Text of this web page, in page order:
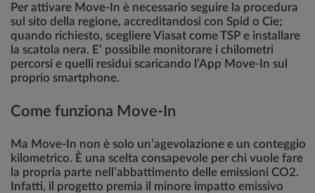
Per attivare Move-In è necessario seguire la procedura
sul sito della regione, accreditandosi con Spid o Cie;
quando richiesto, scegliere Viasat come TSP e installare
la scatola nera. E’ possibile monitorare i chilometri
percorsi e quelli residui scaricando l’App Move-In sul
proprio smartphone.
Come funziona Move-In
Ma Move-In non è solo un’agevolazione e un conteggio
kilometrico. È una scelta consapevole per chi vuole fare
la propria parte nell’abbattimento delle emissioni CO2.
Infatti, il progetto premia il minore impatto emissivo